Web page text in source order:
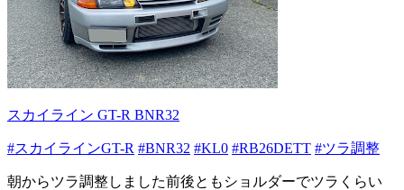
スカイライン GT-R BNR32
#スカイラインGT-R #BNR32 #KL0 #RB26DETT #ツラ調整
朝からツラ調整しました前後ともショルダーでツラくらい